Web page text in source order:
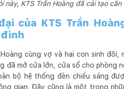
này, KTS Trần Hoàng đã cải tạo
của KTS Trần
cùng vợ và hai con sinh
đã mở cửa lớn, cửa sổ cho phòng
bộ hệ thống đèn chiếu sáng
gian. Đây cũng là một trong